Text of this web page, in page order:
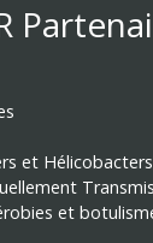
et Hélicobacters
et